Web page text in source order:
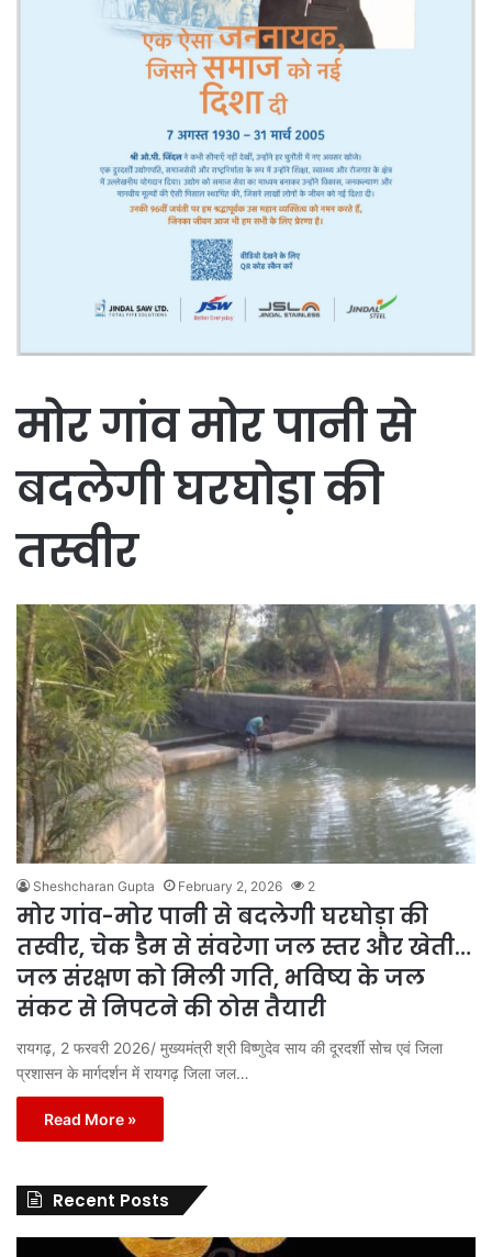
मोर गांव मोर पानी से
बदलेगी घरघोड़ा की
तस्वीर
Sheshcharan Gupta February 2, 2026 2
मोर गांव-मोर पानी से बदलेगी घरघोड़ा की
तस्वीर, चेक डैम से संवरेगा जल स्तर और खेती…
जल संरक्षण को मिली गति, भविष्य के जल
संकट से निपटने की ठोस तैयारी
रायगढ़, 2 फरवरी 2026/ मुख्यमंत्री श्री विष्णुदेव साय की दूरदर्शी सोच एवं जिला
प्रशासन के मार्गदर्शन में रायगढ़ जिला जल…
Read More »
Recent Posts